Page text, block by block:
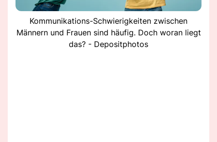
Kommunikations-Schwierigkeiten zwischen
Männern und Frauen sind häufig. Doch woran liegt
das? - Depositphotos